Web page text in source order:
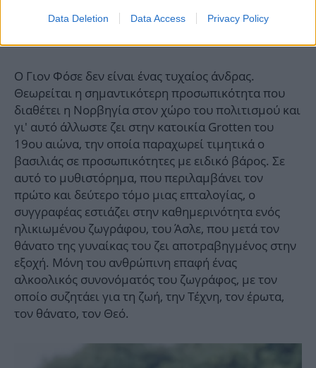
Data Deletion Data Access Privacy Policy
Ο Γιον Φόσε δεν είναι ένας τυχαίος άνδρας.
Θεωρείται η σημαντικότερη προσωπικότητα που
διαθέτει η Νορβηγία στον χώρο του πολιτισμού και
γι' αυτό άλλωστε ζει στην κατοικία Grotten του
19ου αιώνα, την οποία παραχωρεί τιμητικά ο
βασιλιάς σε προσωπικότητες με ειδικό βάρος. Σε
αυτό το μυθιστόρημα, που περιλαμβάνει τον
πρώτο και δεύτερο τόμο μιας επταλογίας, ο
συγγραφέας εστιάζει στην καθημερινότητα ενός
ηλικιωμένου ζωγράφου, του Άσλε, που μετά τον
θάνατο της γυναίκας του ζει αποτραβηγμένος στην
εξοχή. Μόνη του ανθρώπινη επαφή ένας
αλκοολικός συνονόματός του ζωγράφος, με τον
οποίο συζητάει για τη ζωή, την Τέχνη, τον έρωτα,
τον θάνατο, τον Θεό.